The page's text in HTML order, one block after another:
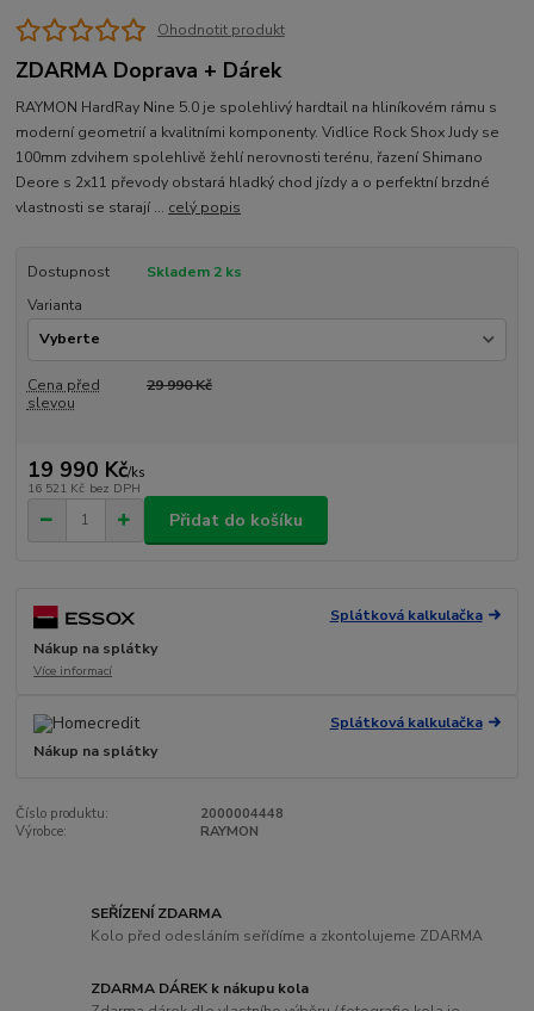
Ohodnotit produkt
ZDARMA Doprava + Dárek
RAYMON HardRay Nine 5.0 je spolehlivý hardtail na hliníkovém rámu s
moderní geometrií a kvalitními komponenty. Vidlice Rock Shox Judy se
100mm zdvihem spolehlivě žehlí nerovnosti terénu, řazení Shimano
Deore s 2x11 převody obstará hladký chod jízdy a o perfektní brzdné
vlastnosti se starají ... celý popis
Dostupnost
Skladem 2 ks
Varianta
Cena před
slevou
29 990 Kč
19 990 Kč/ks
16 521 Kč bez DPH
Přidat do košíku
Splátková kalkulačka
Nákup na splátky
Více informací
Splátková kalkulačka
Nákup na splátky
Číslo produktu:
2000004448
Výrobce:
RAYMON
SEŘÍZENÍ ZDARMA
Kolo před odesláním seřídíme a zkontolujeme ZDARMA
ZDARMA DÁREK k nákupu kola